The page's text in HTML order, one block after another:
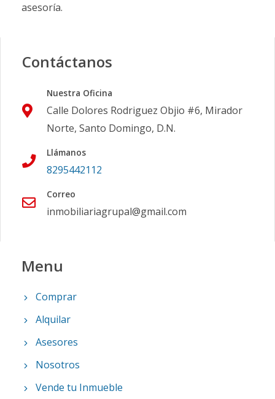
asesoría.
Contáctanos
Nuestra Oficina
Calle Dolores Rodriguez Objio #6, Mirador
Norte, Santo Domingo, D.N.
Llámanos
8295442112
Correo
inmobiliariagrupal@gmail.com
Menu
Comprar
Alquilar
Asesores
Nosotros
Vende tu Inmueble